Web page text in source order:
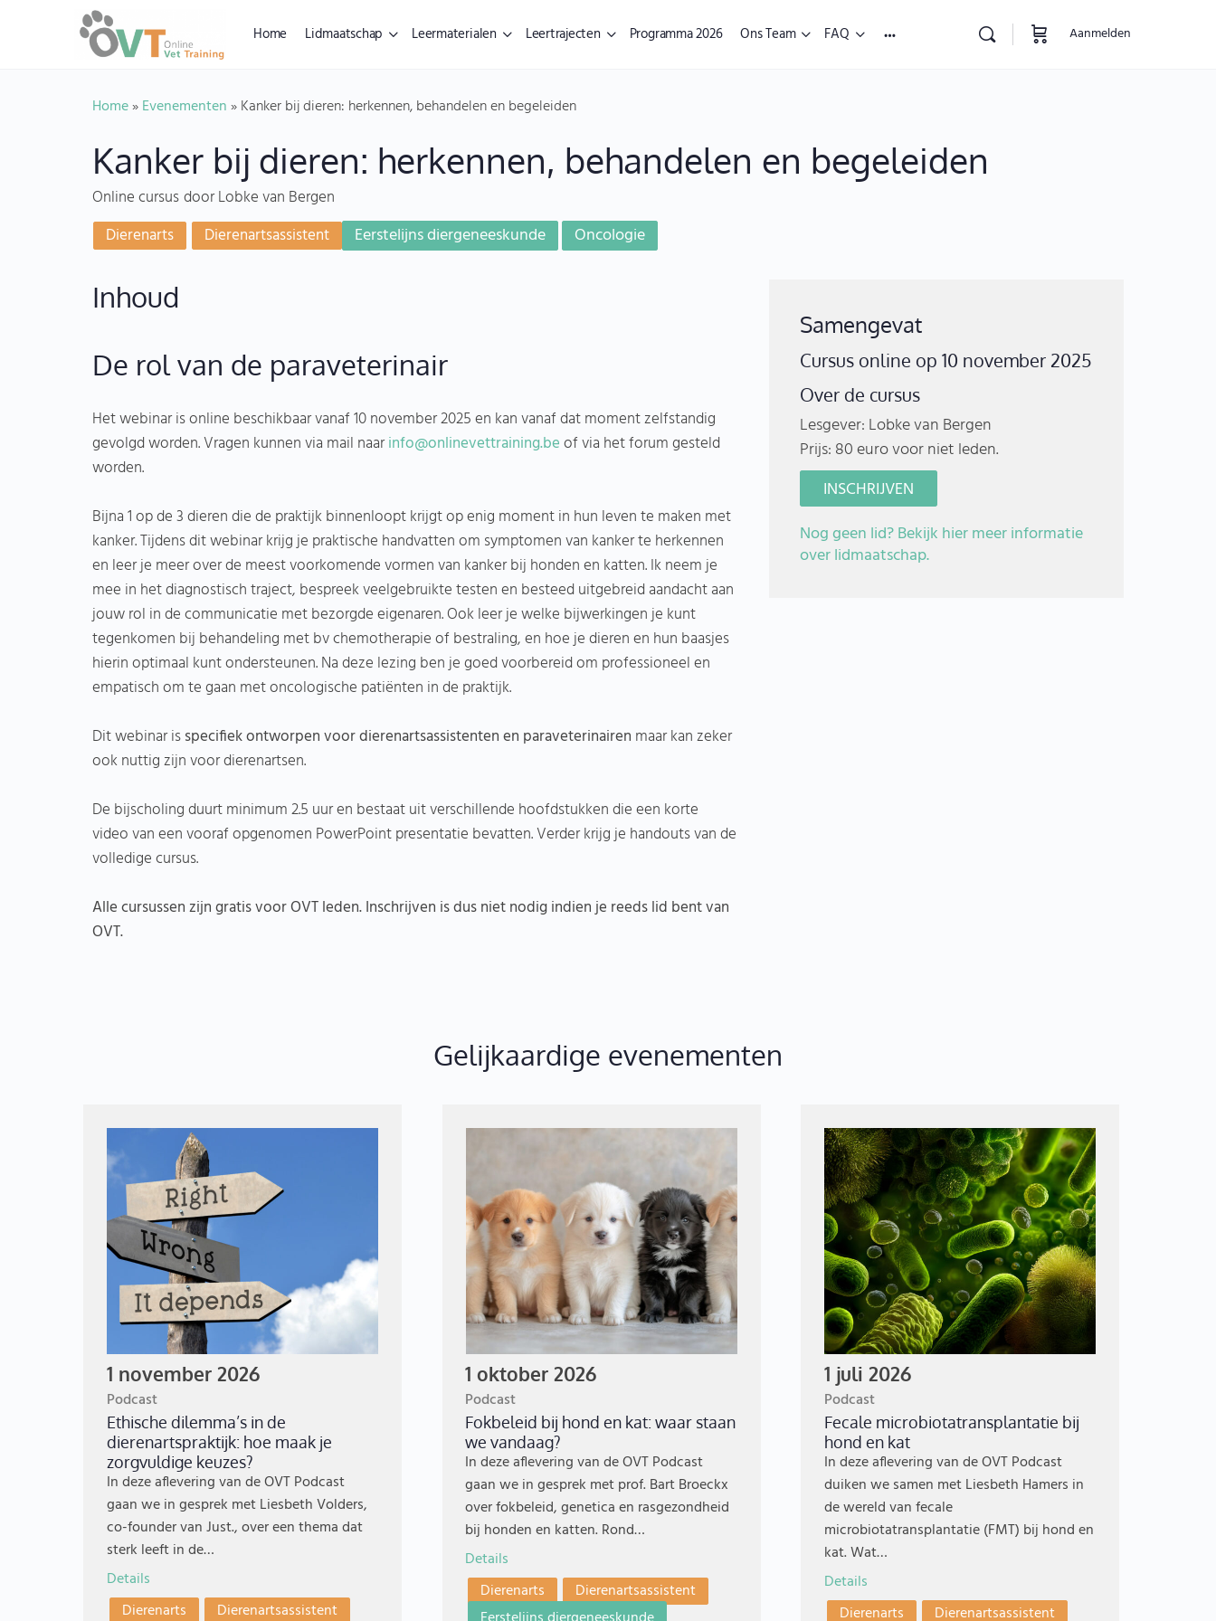
Home Lidmaatschap Leermaterialen Leertrajecten Programma 2026 Ons Team FAQ Aanmelden
Home»Evenementen»Kanker bij dieren: herkennen, behandelen en begeleiden
Kanker bij dieren: herkennen, behandelen en begeleiden
Online cursusdoor Lobke van Bergen
Dierenarts
Dierenartsassistent Eerstelijns diergeneeskunde Oncologie
Inhoud
De rol van de paraveterinair
Het webinar is online beschikbaar vanaf 10 november 2025 en kan vanaf dat moment zelfstandig
gevolgd worden. Vragen kunnen via mail naarinfo@onlinevettraining.beof via het forum gesteld
worden.
Bijna 1 op de 3 dieren die de praktijk binnenloopt krijgt op enig moment in hun leven te maken met
kanker. Tijdens dit webinar krijg je praktische handvatten om symptomen van kanker te herkennen
en leer je meer over de meest voorkomende vormen van kanker bij honden en katten. Ik neem je
mee in het diagnostisch traject, bespreek veelgebruikte testen en besteed uitgebreid aandacht aan
jouw rol in de communicatie met bezorgde eigenaren. Ook leer je welke bijwerkingen je kunt
tegenkomen bij behandeling met bv chemotherapie of bestraling, en hoe je dieren en hun baasjes
hierin optimaal kunt ondersteunen. Na deze lezing ben je goed voorbereid om professioneel en
empatisch om te gaan met oncologische patiënten in de praktijk.
Dit webinar isspecifiek ontworpen voor dierenartsassistenten en paraveterinairen maar kan zeker
ook nuttig zijn voor dierenartsen.
De bijscholing duurt minimum 2.5 uur en bestaat uit verschillende hoofdstukken die een korte
video van een vooraf opgenomen PowerPoint presentatie bevatten. Verder krijg je handouts van de
volledige cursus.
Alle cursussen zijn gratis voor OVT leden. Inschrijven is dus niet nodig indien je reeds lid bent van
OVT.
Samengevat
Cursus online op 10 november 2025
Over de cursus
Lesgever: Lobke van Bergen
Prijs: 80 euro voor niet leden.
INSCHRIJVEN
Nog geen lid? Bekijk hier meer informatie
over lidmaatschap.
Gelijkaardige evenementen
1 november 2026
Podcast
Ethische dilemma’s in de
dierenartspraktijk: hoe maak je
zorgvuldige keuzes?
In deze aflevering van de OVT Podcast
gaan we in gesprek met Liesbeth Volders,
co-founder van Just., over een thema dat
sterk leeft in de…
Details
Dierenarts
Dierenartsassistent
1 oktober 2026
Podcast
Fokbeleid bij hond en kat: waar staan
we vandaag?
In deze aflevering van de OVT Podcast
gaan we in gesprek met prof. Bart Broeckx
over fokbeleid, genetica en rasgezondheid
bij honden en katten. Rond…
Details
Dierenarts
Dierenartsassistent
1 juli 2026
Podcast
Fecale microbiotatransplantatie bij
hond en kat
In deze aflevering van de OVT Podcast
duiken we samen met Liesbeth Hamers in
de wereld van fecale
microbiotatransplantatie (FMT) bij hond en
kat. Wat…
Details
Dierenarts
Dierenartsassistent